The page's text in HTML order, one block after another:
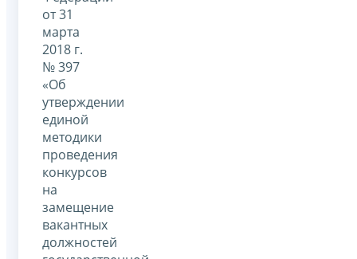
от 31
марта
2018 г.
№ 397
«Об
утверждении
единой
методики
проведения
конкурсов
на
замещение
вакантных
должностей